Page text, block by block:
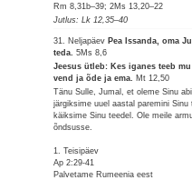
Rm 8,31b–39; 2Ms 13,20–22
Jutlus: Lk 12,35–40
31. Neljapäev Pea Issanda, oma
teda.5Ms 8,6
Jeesus ütleb: Kes iganes teeb
vend ja õde ja ema. Mt 12,50
Tänu Sulle, Jumal, et oleme Sinu
järgiksime uuel aastal paremini
käiksime Sinu teedel. Ole meile
õndsusse.
1. Teisipäev
Ap 2:29-41
Palvetame Rumeenia eest